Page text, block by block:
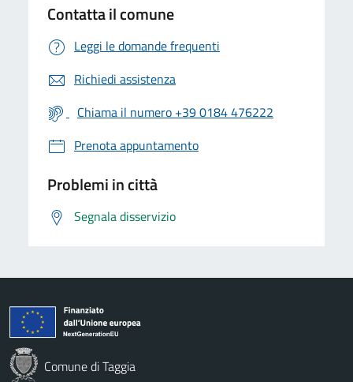
Contatta il comune
Leggi le domande frequenti
Richiedi assistenza
Chiama il numero +39 0184 476222
Prenota appuntamento
Problemi in città
Segnala disservizio
Comune di Taggia